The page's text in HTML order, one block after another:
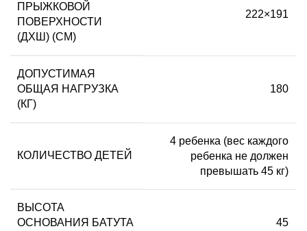
ПРЫЖКОВОЙ
ПОВЕРХНОСТИ
(ДХШ) (СМ)
222×191
ДОПУСТИМАЯ
ОБЩАЯ НАГРУЗКА
(КГ)
180
КОЛИЧЕСТВО ДЕТЕЙ
4 ребенка (вес каждого
ребенка не должен
превышать 45 кг)
ВЫСОТА
ОСНОВАНИЯ БАТУТА
45